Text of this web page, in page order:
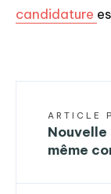
candidature
ARTICLE
même